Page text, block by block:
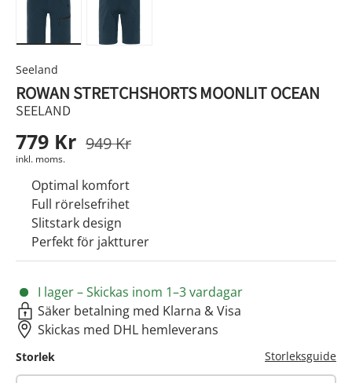
Seeland
ROWAN STRETCHSHORTS MOONLIT OCEAN
SEELAND
779 Kr 949 Kr
inkl. moms.
Optimal komfort
Full rörelsefrihet
Slitstark design
Perfekt för jaktturer
I lager – Skickas inom 1–3 vardagar
Säker betalning med Klarna & Visa
Skickas med DHL hemleverans
Storlek Storleksguide